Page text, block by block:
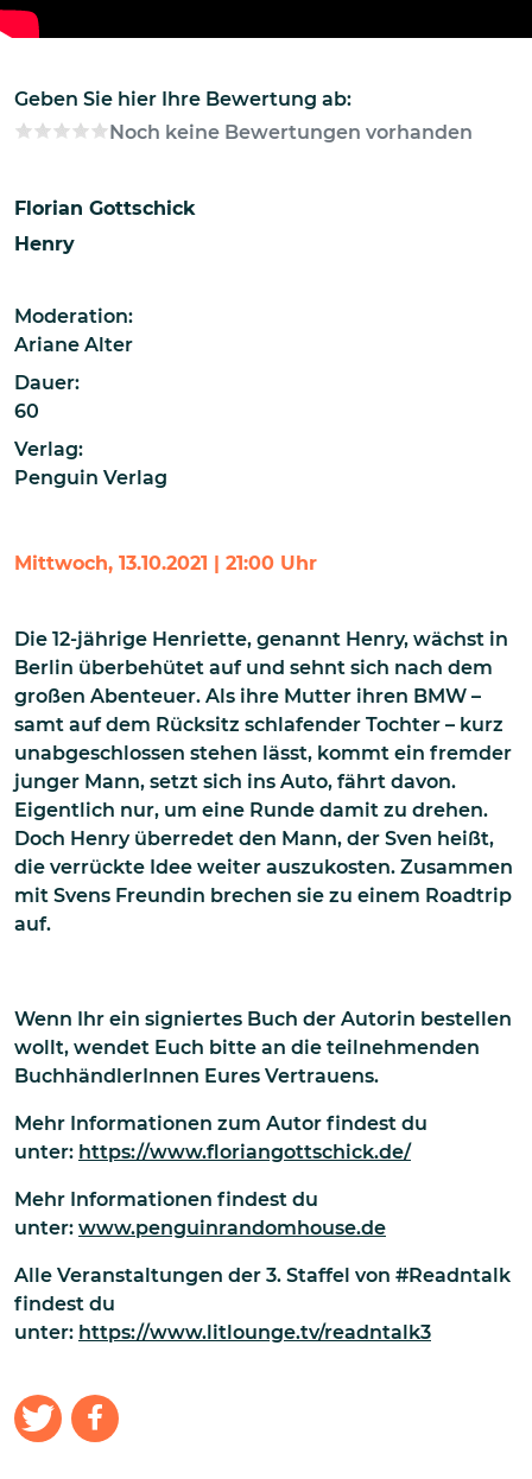
Geben Sie hier Ihre Bewertung ab:
Noch keine Bewertungen vorhanden
Florian Gottschick
Henry
Moderation:
Ariane Alter
Dauer:
60
Verlag:
Penguin Verlag
Mittwoch, 13.10.2021 | 21:00 Uhr
Die 12-jährige Henriette, genannt Henry, wächst in
Berlin überbehütet auf und sehnt sich nach dem
großen Abenteuer. Als ihre Mutter ihren BMW –
samt auf dem Rücksitz schlafender Tochter – kurz
unabgeschlossen stehen lässt, kommt ein fremder
junger Mann, setzt sich ins Auto, fährt davon.
Eigentlich nur, um eine Runde damit zu drehen.
Doch Henry überredet den Mann, der Sven heißt,
die verrückte Idee weiter auszukosten. Zusammen
mit Svens Freundin brechen sie zu einem Roadtrip
auf.
Wenn Ihr ein signiertes Buch der Autorin bestellen
wollt, wendet Euch bitte an die teilnehmenden
BuchhändlerInnen Eures Vertrauens.
Mehr Informationen zum Autor findest du
unter: https://www.floriangottschick.de/
Mehr Informationen findest du
unter: www.penguinrandomhouse.de
Alle Veranstaltungen der 3. Staffel von #Readntalk
findest du
unter: https://www.litlounge.tv/readntalk3